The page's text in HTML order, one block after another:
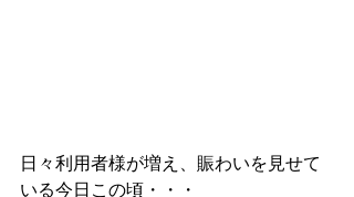
日々利用者様が増え、賑わいを見せて
いる今日この頃・・・